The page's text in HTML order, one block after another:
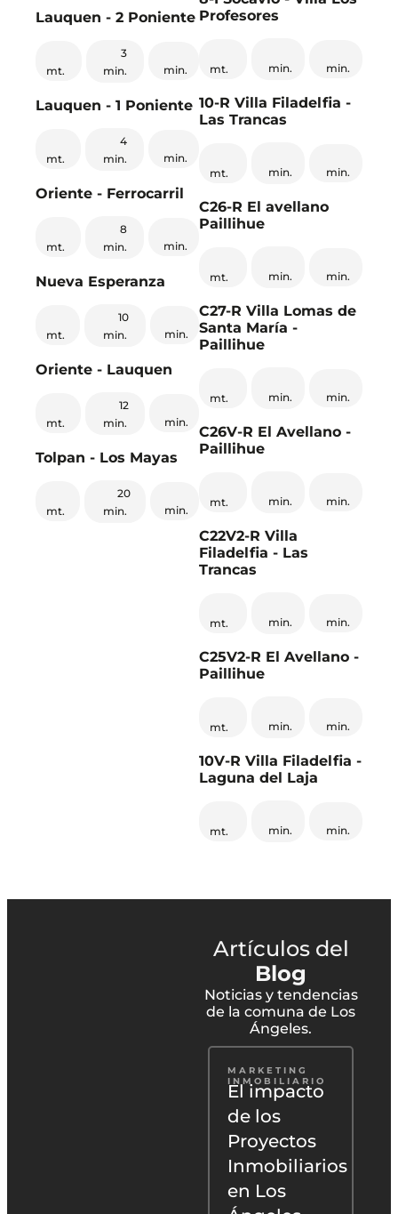
Lauquen - 2 Poniente
mt.
3
min.
min.
Lauquen - 1 Poniente
mt.
4
min.
min.
Oriente - Ferrocarril
mt.
8
min.
min.
Nueva Esperanza
mt.
10
min.
min.
Oriente - Lauquen
mt.
12
min.
min.
Tolpan - Los Mayas
mt.
20
min.
min.
Profesores
mt. min. min.
10-R Villa Filadelfia -
Las Trancas
mt. min. min.
C26-R El avellano
Paillihue
mt. min. min.
C27-R Villa Lomas de
Santa María -
Paillihue
mt. min. min.
C26V-R El Avellano -
Paillihue
mt. min. min.
C22V2-R Villa
Filadelfia - Las
Trancas
mt. min. min.
C25V2-R El Avellano -
Paillihue
mt. min. min.
10V-R Villa Filadelfia -
Laguna del Laja
mt. min. min.
Artículos del
Blog
Noticias y tendencias
de la comuna de Los
Ángeles.
MARKETING
INMOBILIARIO
El impacto
de los
Proyectos
Inmobiliarios
en Los